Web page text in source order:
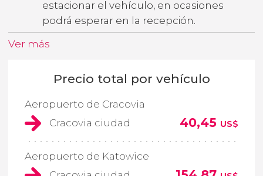
estacionar el vehículo, en ocasiones
podrá esperar en la recepción.
Ver más
Precio total por vehículo
Aeropuerto de Cracovia
Cracovia ciudad
40,45 US$
Aeropuerto de Katowice